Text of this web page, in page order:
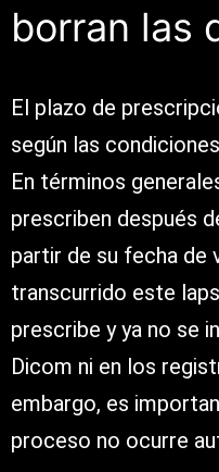
borran las
El plazo de
según las
En términos
prescriben después
partir de su fecha de
transcurrido este
prescribe y ya no se
Dicom ni en los
embargo, es
proceso no ocurre